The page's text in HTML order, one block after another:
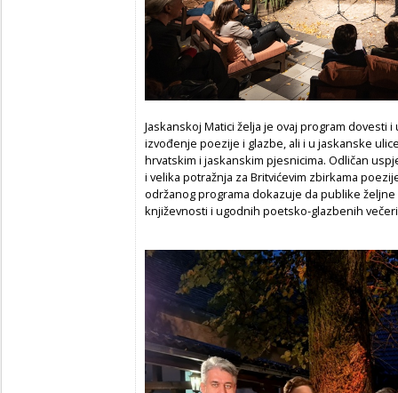
Jaskanskoj Matici želja je ovaj program dovesti
izvođenje poezije i glazbe, ali i u jaskanske
hrvatskim i jaskanskim pjesnicima. Odličan
i velika potražnja za Britvićevim zbirkama
održanog programa dokazuje da publike
književnosti i ugodnih poetsko-glazbenih